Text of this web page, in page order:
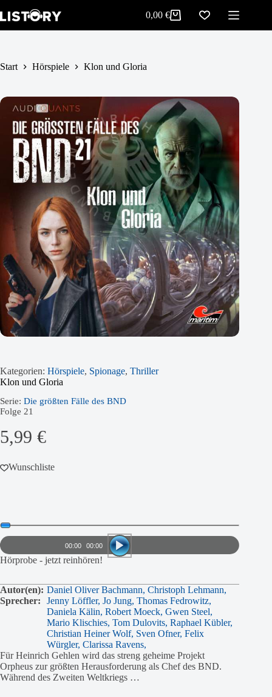
Inhalt 5,99 € In den Warenkorb
Warenkorb
0,00€
Start Hörspiele Klon und Gloria
Kategorien: Hörspiele, Spionage, Thriller
Klon und Gloria
Serie: Die größten Fälle des BND
Folge 21
5,99 €
Wunschliste
Audio-
Player
00:00 00:00
Hörprobe - jetzt reinhören!
Autor(en): Daniel Oliver Bachmann, Christoph Lehmann,
Sprecher:
Jenny Löffler, Jo Jung, Thomas Fedrowitz,
Daniela Kälin, Robert Moeck, Gwen Steel,
Mario Klischies, Tom Dulovits, Raphael Kübler,
Christian Heiner Wolf, Sven Ofner, Felix
Würgler, Clarissa Ravens,
Für Heinrich Gehlen wird das streng geheime Projekt
Orpheus zur größten Herausforderung als Chef des BND.
Während des Zweiten Weltkriegs …